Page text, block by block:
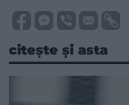
citește și asta